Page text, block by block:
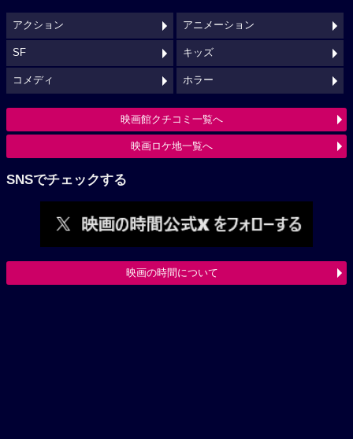
アクション アニメーション
SF キッズ
コメディ ホラー
映画館クチコミ一覧へ
映画ロケ地一覧へ
SNSでチェックする
映画の時間について